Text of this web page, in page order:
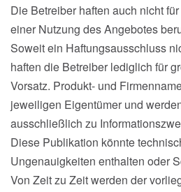
Die Betreiber haften auch nicht
einer Nutzung des Angebotes
Soweit ein Haftungsausschluss
haften die Betreiber lediglich für
Vorsatz. Produkt- und
jeweiligen Eigentümer und
ausschließlich zu
Diese Publikation könnte
Ungenauigkeiten enthalten oder
Von Zeit zu Zeit werden der